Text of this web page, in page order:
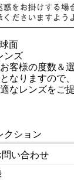
面
ンズ
客様の度数＆
なりますので
なレンズをご
クション
い合わせ